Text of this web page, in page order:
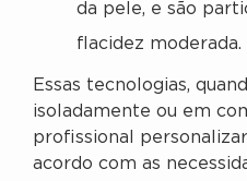
da pele, e são
flacidez moderada.
Essas tecnologias,
isoladamente ou em
profissional
acordo com as